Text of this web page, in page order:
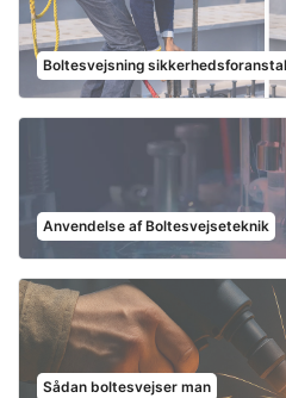
Boltesvejsning
Anvendelse af Boltesvejseteknik
Sådan boltesvejser man